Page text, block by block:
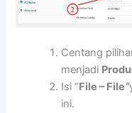
Centang
menjadi
Isi “File – File“
ini.